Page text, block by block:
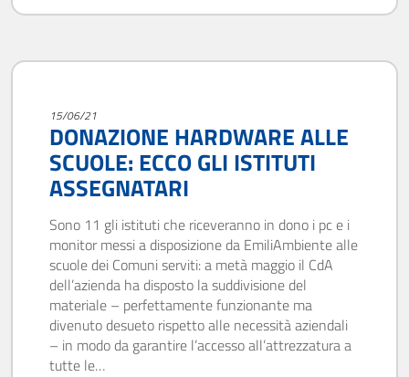
15/06/21
DONAZIONE HARDWARE ALLE
SCUOLE: ECCO GLI ISTITUTI
ASSEGNATARI
Sono 11 gli istituti che riceveranno in dono i pc e i
monitor messi a disposizione da EmiliAmbiente alle
scuole dei Comuni serviti: a metà maggio il CdA
dell’azienda ha disposto la suddivisione del
materiale – perfettamente funzionante ma
divenuto desueto rispetto alle necessità aziendali
– in modo da garantire l’accesso all’attrezzatura a
tutte le…